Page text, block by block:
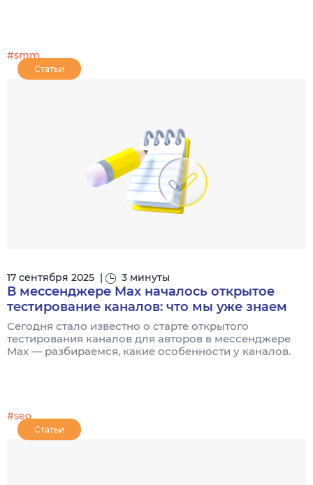
#smm
Статьи
17 сентября 2025 | 3 минуты
В мессенджере Max началось открытое
тестирование каналов: что мы уже знаем
Сегодня стало известно о старте открытого
тестирования каналов для авторов в мессенджере
Max — разбираемся, какие особенности у каналов.
#seo
Статьи